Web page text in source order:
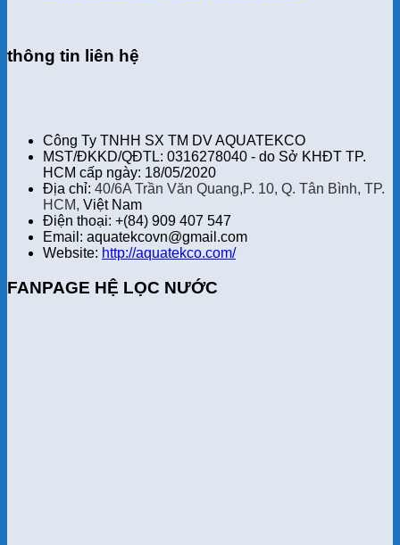
thông tin liên hệ
Công Ty TNHH SX TM DV AQUATEKCO
MST/ĐKKD/QĐTL: 0316278040 - do Sở KHĐT TP.
HCM cấp ngày: 18/05/2020
Địa chỉ: 40/6A Trần Văn Quang,P. 10, Q. Tân Bình, TP.
HCM, Việt Nam
Điện thoại: +(84) 909 407 547
Email: aquatekcovn@gmail.com
Website: http://aquatekco.com/
FANPAGE HỆ LỌC NƯỚC